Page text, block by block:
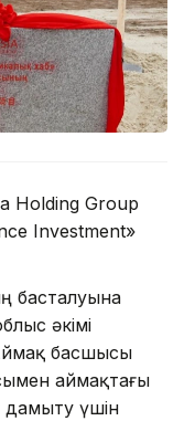
Holding Group
Investment»
басталуына
әкімі
басшысы
аймақтағы
үшін